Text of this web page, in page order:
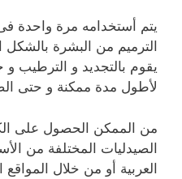
يتم أستخدامه مرة واحدة
الترميم من البشرة بالشكل
يقوم بالتجديد و الترطيب
لأطول مدة ممكنة و حتى
من الممكن الحصول على
الصيدليات المختلفة من
العربية أو من خلال المواقع